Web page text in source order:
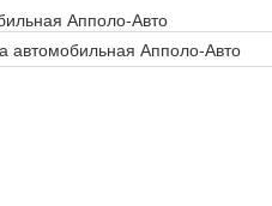
Апполо-Авто